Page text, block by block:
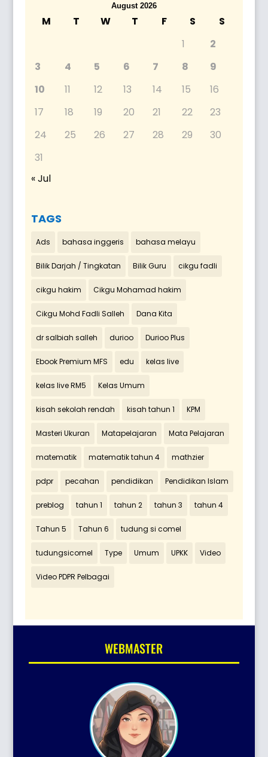
August 2026
M T W T F S
S
1
2
3
4 5 6 7 8
9
10
11 12 13 14 15
16
17
18 19 20 21 22
23
24
25 26 27 28 29
30
31
« Jul
TAGS
Ads bahasa inggeris bahasa melayu
Bilik Darjah / Tingkatan Bilik Guru cikgu fadli
cikgu hakim Cikgu Mohamad hakim
Cikgu Mohd Fadli Salleh Dana Kita
dr salbiah salleh durioo Durioo Plus
Ebook Premium MFS edu kelas live
kelas live RM5 Kelas Umum
kisah sekolah rendah kisah tahun 1 KPM
Masteri Ukuran Matapelajaran Mata Pelajaran
matematik matematik tahun 4 mathzier
pdpr pecahan pendidikan Pendidikan Islam
preblog tahun 1 tahun 2 tahun 3 tahun 4
Tahun 5 Tahun 6 tudung si comel
tudungsicomel Type Umum UPKK Video
Video PDPR Pelbagai
WEBMASTER